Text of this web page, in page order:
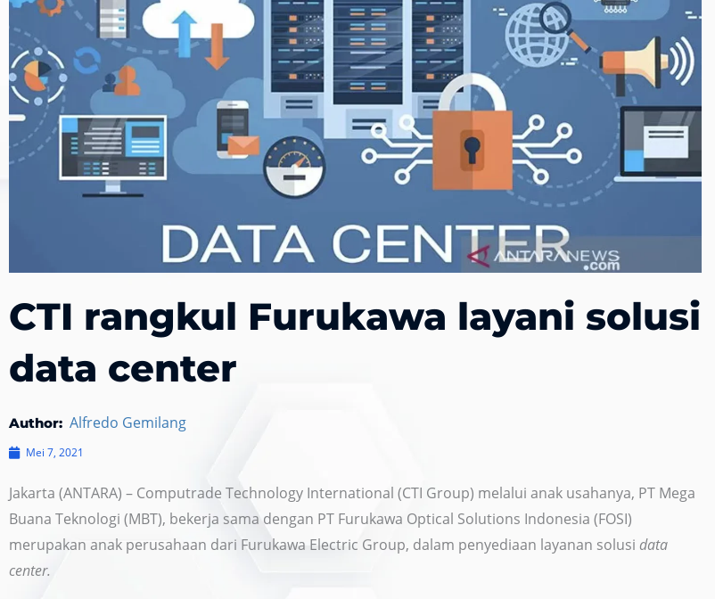
CTI rangkul Furukawa layani solusi
data center
Author: Alfredo Gemilang
Mei 7, 2021
Jakarta (ANTARA) – Computrade Technology International (CTI Group) melalui anak usahanya, PT Mega
Buana Teknologi (MBT), bekerja sama dengan PT Furukawa Optical Solutions Indonesia (FOSI)
merupakan anak perusahaan dari Furukawa Electric Group, dalam penyediaan layanan solusi data
center.